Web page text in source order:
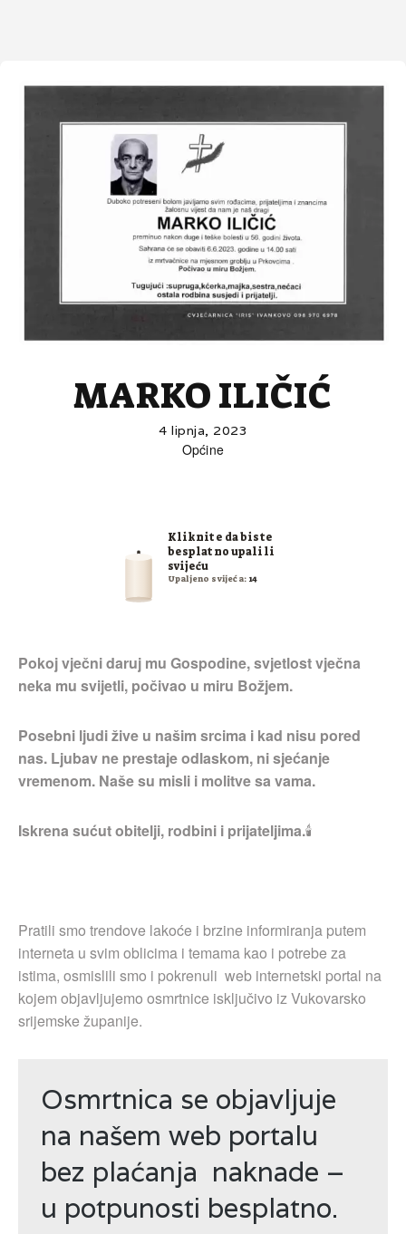
MARKO ILIČIĆ
4 lipnja, 2023
Općine
Kliknite da biste
besplatno upalili
svijeću
Upaljeno svijeća: 14
Pokoj vječni daruj mu Gospodine, svjetlost vječna
neka mu svijetli, počivao u miru Božjem.
Posebni ljudi žive u našim srcima i kad nisu pored
nas. Ljubav ne prestaje odlaskom, ni sjećanje
vremenom. Naše su misli i molitve sa vama.
Iskrena sućut obitelji, rodbini i prijateljima.🕯
Pratili smo trendove lakoće i brzine informiranja putem
interneta u svim oblicima i temama kao i potrebe za
istima, osmislili smo i pokrenuli web internetski portal na
kojem objavljujemo osmrtnice isključivo iz Vukovarsko
srijemske županije.
Osmrtnica se objavljuje
na našem web portalu
bez plaćanja naknade –
u potpunosti besplatno.